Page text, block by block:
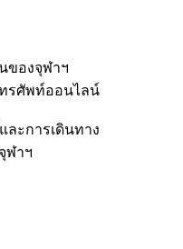
ของจุฬาฯ
รศัพท์ออนไลน์
ละการเดินทาง
ฬาฯ